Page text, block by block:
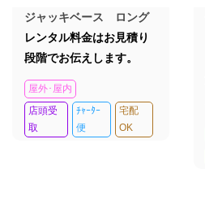
ジャッキベース ロング
レンタル料金はお見積り
段階でお伝えします。
屋外･屋内
店頭受
取
ﾁｬｰﾀｰ
便
宅配
OK